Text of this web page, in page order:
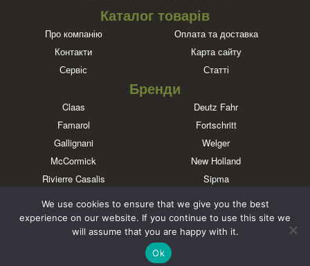
Каталог товарів
Про компанію
Оплата та доставка
Контакти
Карта сайту
Сервіс
Статті
Бренди
Claas
Deutz Fahr
Famarol
Fortschritt
Gallignani
Welger
McCormick
New Holland
Rivierre Casalis
Sipma
Познайомтеся з нами в соціальних мережах
We use cookies to ensure that we give you the best
experience on our website. If you continue to use this site we
will assume that you are happy with it.
Ok